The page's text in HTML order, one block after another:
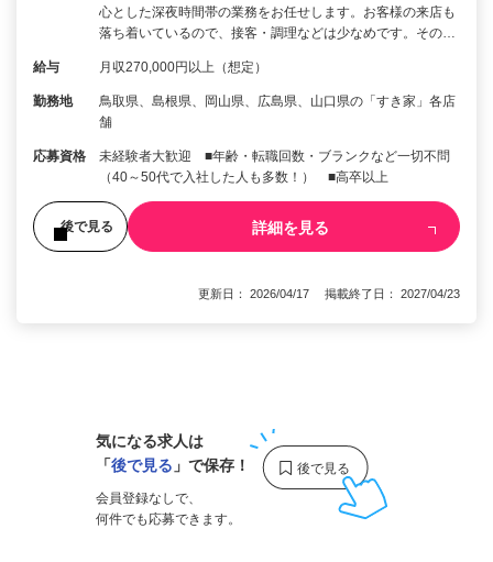
心とした深夜時間帯の業務をお任せします。お客様の来店も
落ち着いているので、接客・調理などは少なめです。その…
給与 月収270,000円以上（想定）
勤務地
鳥取県、島根県、岡山県、広島県、山口県の「すき家」各店
舗
応募資格
未経験者大歓迎 ■年齢・転職回数・ブランクなど一切不問
（40～50代で入社した人も多数！） ■高卒以上
後で見る 詳細を見る
更新日： 2026/04/17 掲載終了日： 2027/04/23
気になる求人は
「後で見る 」で保存！
会員登録なしで、
何件でも応募できます。